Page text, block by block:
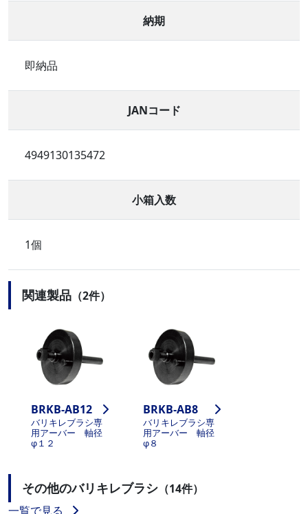
納期
即納品
JANコード
4949130135472
小箱入数
1個
関連製品 （2件）
BRKB-AB12
バリキレブラシ専
用アーバー 軸径
φ１２
BRKB-AB8
バリキレブラシ専
用アーバー 軸径
φ８
その他のバリキレブラシ （14件）
一覧で見る